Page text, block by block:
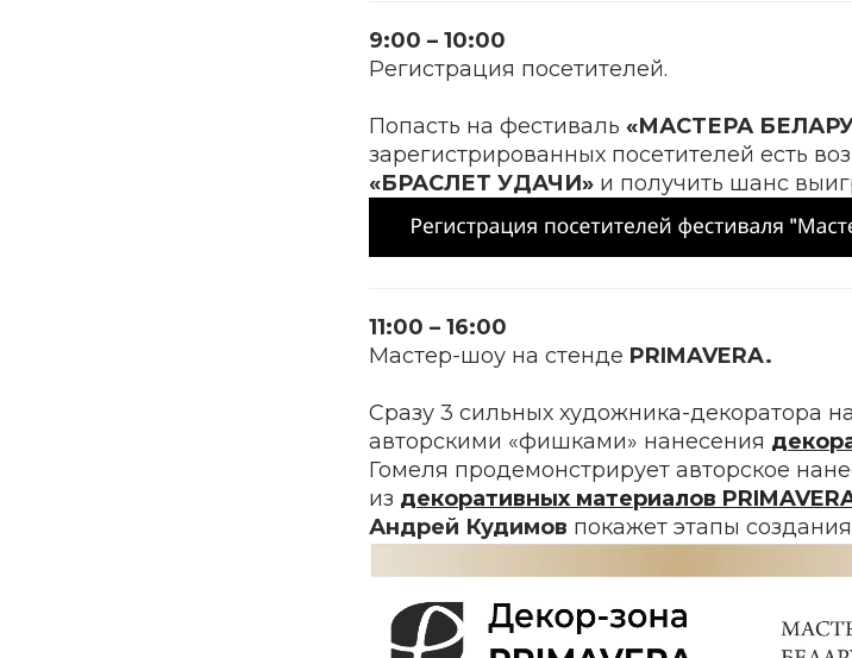
9:00 – 10:00
Регистрация посетителей.
Попасть на фестиваль «МАСТЕРА
зарегистрированных посетителей есть
«БРАСЛЕТ УДАЧИ» и получить шанс
11:00 – 16:00
Мастер-шоу на стенде PRIMAVERA.
Сразу 3 сильных художника-декоратора
авторскими «фишками» нанесения
Гомеля продемонстрирует авторское
из декоративных материалов
Андрей Кудимов покажет этапы